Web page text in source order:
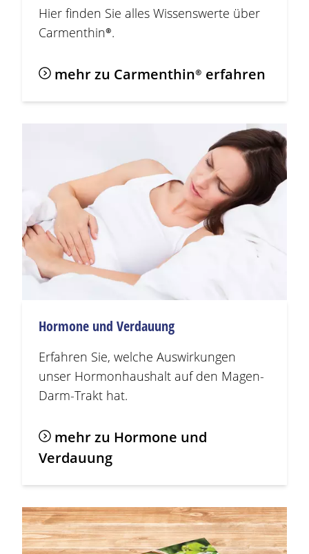
Hier finden Sie alles Wissenswerte über
Carmenthin®.
mehr zu Carmenthin® erfahren
Hormone und Verdauung
Erfahren Sie, welche Auswirkungen
unser Hormonhaushalt auf den Magen-
Darm-Trakt hat.
mehr zu Hormone und
Verdauung